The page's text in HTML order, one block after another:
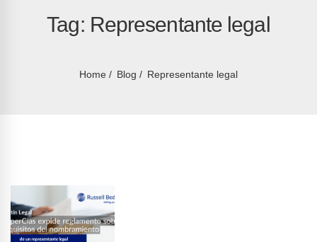
Tag: Representante legal
Home Blog Representante legal